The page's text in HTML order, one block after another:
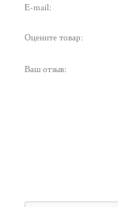
E-mail:
Оцените товар:
Ваш отзыв: